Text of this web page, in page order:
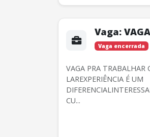
Vaga:
Vaga encerrada
VAGA PRA TRABALHAR
LAREXPERIÊNCIA É UM
CU...